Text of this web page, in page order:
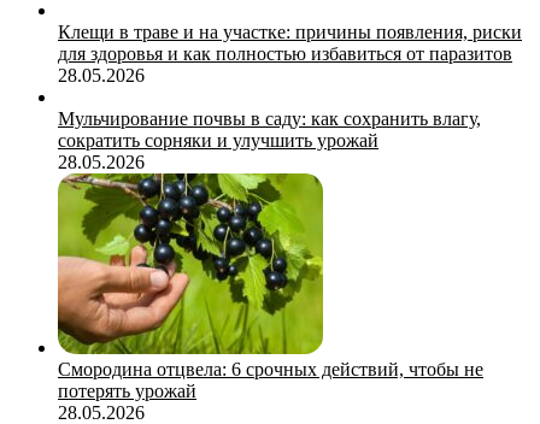
Клещи в траве и на участке: причины появления, риски
для здоровья и как полностью избавиться от паразитов
28.05.2026
Мульчирование почвы в саду: как сохранить влагу,
сократить сорняки и улучшить урожай
28.05.2026
Смородина отцвела: 6 срочных действий, чтобы не
потерять урожай
28.05.2026